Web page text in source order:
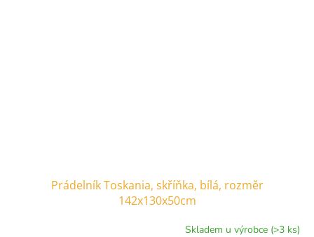
Prádelník Toskania, skříňka, bílá, rozměr
142x130x50cm
Skladem u výrobce (>3 ks)